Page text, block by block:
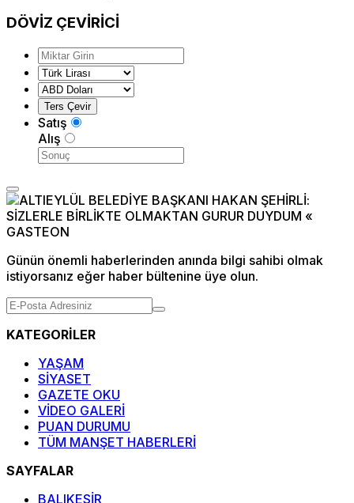
DÖVİZ ÇEVİRİCİ
Satış
Alış
Günün önemli haberlerinden anında bilgi sahibi olmak
istiyorsanız eğer haber bültenine üye olun.
KATEGORİLER
YAŞAM
SİYASET
GAZETE OKU
VİDEO GALERİ
PUAN DURUMU
TÜM MANŞET HABERLERİ
SAYFALAR
BALIKESİR